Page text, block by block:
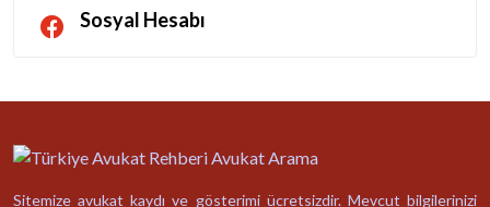
Sosyal Hesabı
Sitemize avukat kaydı ve gösterimi ücretsizdir. Mevcut bilgilerinizi